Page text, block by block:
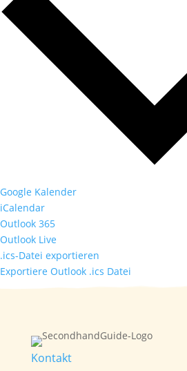
Google Kalender
iCalendar
Outlook 365
Outlook Live
.ics-Datei exportieren
Exportiere Outlook .ics Datei
Kontakt